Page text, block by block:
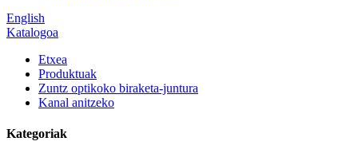
English
Katalogoa
Etxea
Produktuak
Zuntz optikoko biraketa-juntura
Kanal anitzeko
Kategoriak